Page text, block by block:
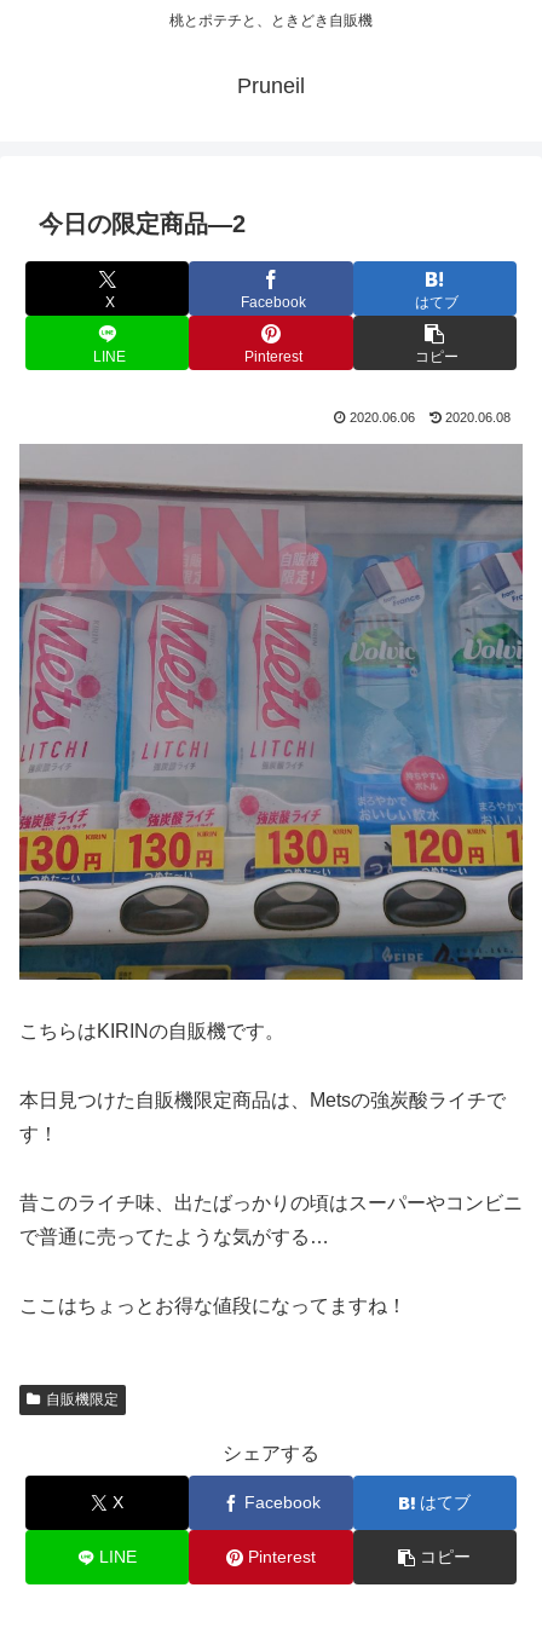
桃とポテチと、ときどき自販機
Pruneil
今日の限定商品―2
X Facebook はてブ
LINE Pinterest コピー
2020.06.06 2020.06.08
こちらはKIRINの自販機です。
本日見つけた自販機限定商品は、Metsの強炭酸ライチで
す！
昔このライチ味、出たばっかりの頃はスーパーやコンビニ
で普通に売ってたような気がする…
ここはちょっとお得な値段になってますね！
自販機限定
シェアする
X Facebook はてブ
LINE Pinterest コピー